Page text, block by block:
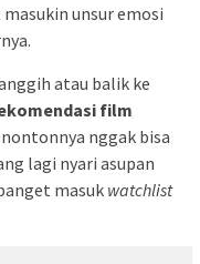
unsur emosi
atau balik ke
film
nggak bisa
lagi nyari asupan
masuk watchlist